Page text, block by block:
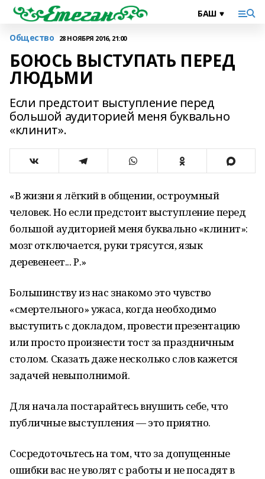
Общество 28 НОЯБРЯ 2016, 21:00
БОЮСЬ ВЫСТУПАТЬ ПЕРЕД
ЛЮДЬМИ
Если предстоит выступление перед
большой аудиторией меня буквально
«клинит».
«В жизни я лёгкий в общении, остроумный
человек. Но если предстоит выступление перед
большой аудиторией меня буквально «клинит»:
мозг отключается, руки трясутся, язык
деревенеет... Р.»
Большинству из нас знакомо это чувство
«смертельного» ужаса, когда необходимо
выступить с докладом, провести презентацию
или просто произнести тост за праздничным
столом. Сказать даже несколько слов кажется
задачей невыполнимой.
Для начала постарайтесь внушить себе, что
публичные выступления — это приятно.
Сосредоточьтесь на том, что за допущенные
ошибки вас не уволят с работы и не посадят в